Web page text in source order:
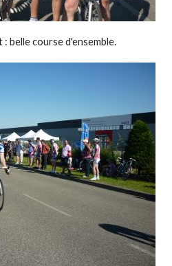
: belle course d'ensemble.